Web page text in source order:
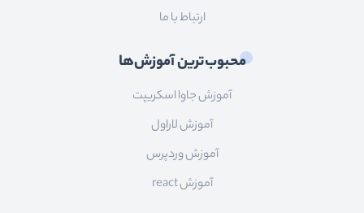
ارتباط با ما
محبوب‌ترین آموزش‌ها
آموزش جاوا اسکریپت
آموزش لاراول
آموزش وردپرس
آموزش react